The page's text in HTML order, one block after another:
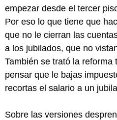
empezar desde el tercer
Por eso lo que tiene que
que no le cierran las
a los jubilados, que no
También se trató la reforma
pensar que le bajas
recortas el salario a un
Sobre las versiones